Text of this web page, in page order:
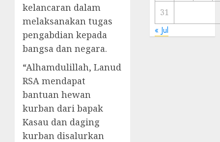
kelancaran dalam
melaksanakan tugas
pengabdian kepada
bangsa dan negara.
“Alhamdulillah, Lanud
RSA mendapat
bantuan hewan
kurban dari bapak
Kasau dan daging
kurban disalurkan
31
« Jul